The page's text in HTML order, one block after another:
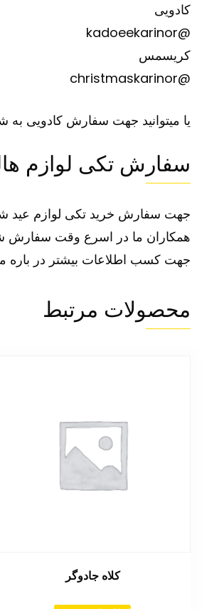
کادویی
@kadoeekarinor
کریسمس
@christmaskarinor
یا میتوانید جهت سفارش کادویی به شماره 0910028611
سفارش تکی لوازم
جهت سفارش خرید تکی لوازم عید شما میتوانید با شماره 09363647708
همکاران ما در اسرع وقت سفارش
جهت کسب اطلاعات بیشتر در باره
محصولات مرتبط
کلاه جادوگر